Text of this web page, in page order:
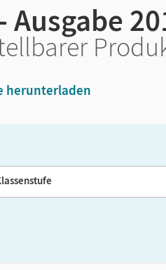
Ausgabe
herunterladen